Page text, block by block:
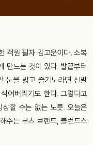
객원 필자 김고운이다. 소복
만드는 것이 있다. 발끝부터
눈을 밟고 즐기노라면 신발
어버리기도 한다. 그렇다고
할 수는 없는 노릇. 오늘은
주는 부츠 브랜드, 블런드스